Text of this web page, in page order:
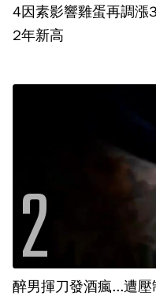
4因素影響雞蛋再調漲
2年新高
醉男揮刀發酒瘋...遭